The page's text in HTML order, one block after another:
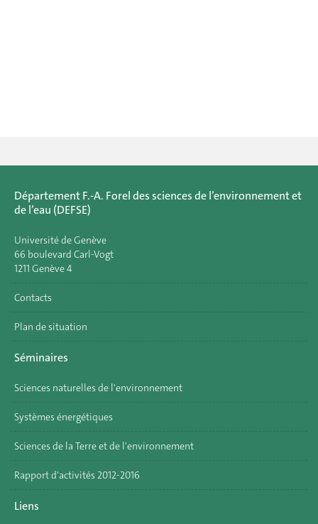
Département F.-A. Forel des sciences de l’environnement et
de l’eau (DEFSE)
Université de Genève
66 boulevard Carl-Vogt
1211 Genève 4
Contacts
Plan de situation
Séminaires
Sciences naturelles de l'environnement
Systèmes énergétiques
Sciences de la Terre et de l'environnement
Rapport d'activités 2012-2016
Liens